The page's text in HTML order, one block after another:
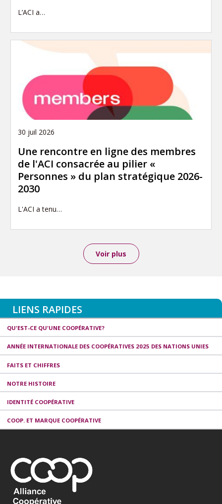
L’ACI a…
30 juil 2026
Une rencontre en ligne des membres
de l'ACI consacrée au pilier «
Personnes » du plan stratégique 2026-
2030
L'ACI a tenu…
Voir plus
LIENS RAPIDES
QU'EST-CE QU'UNE COOPÉRATIVE?
ANNÉE INTERNATIONALE DES COOPÉRATIVES 2025 DES NATIONS UNIES
FAITS ET CHIFFRES
NOTRE HISTOIRE
IDENTITÉ COOPÉRATIVE
COOP. ET MARQUE COOPÉRATIVE